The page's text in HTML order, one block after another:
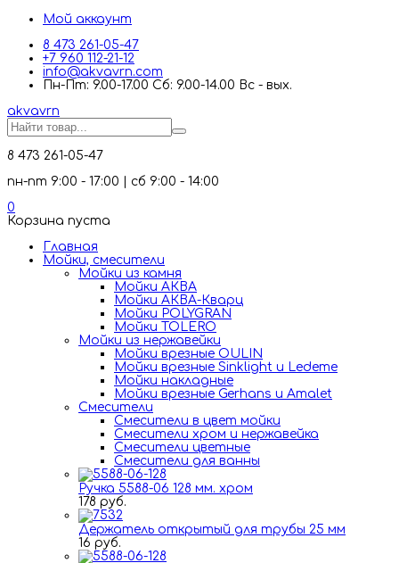
Мой аккаунт
8 473 261-05-47
+7 960 112-21-12
info@akvavrn.com
Пн-Пт: 9.00-17.00 Сб: 9.00-14.00 Вс - вых.
akvavrn
8 473 261-05-47
пн-пт 9:00 - 17:00 | сб 9:00 - 14:00
0
Корзина пуста
Главная
Мойки, смесители
Mойки из камня
Мойки АКВА
Мойки АКВА-Кварц
Мойки POLYGRAN
Мойки TOLERO
Мойки из нержавейки
Мойки врезные OULIN
Мойки врезные Sinklight и Ledeme
Мойки накладные
Мойки врезные Gerhans и Amalet
Смесители
Смесители в цвет мойки
Смесители хром и нержавейка
Смесители цветные
Смесители для ванны
Ручка 5588-06 128 мм. хром
178 руб.
Держатель открытый для трубы 25 мм
16 руб.